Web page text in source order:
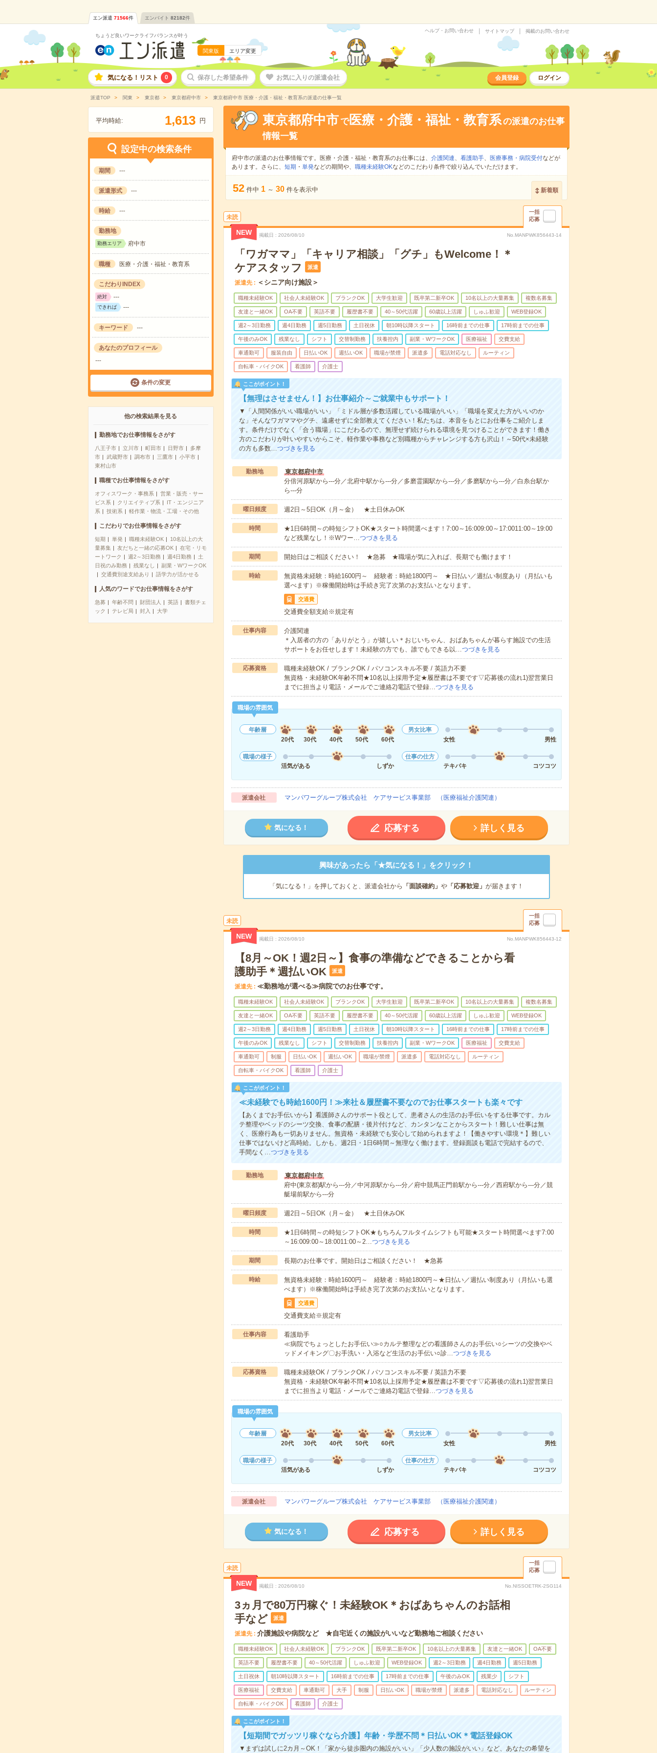
エン派遣 71566件 エンバイト 82182件
ちょうど良いワークライフバランスが叶う
関東版 エリア変更
ヘルプ・お問い合わせ サイトマップ 掲載のお問い合わせ
気になる！リスト 0 保存した希望条件 お気に入りの派遣会社 会員登録 ログイン
派遣TOP 関東 東京都 東京都府中市 東京都府中市 医療・介護・福祉・教育系の派遣の仕事一覧
平均時給: 1,613 円
設定中の検索条件
期間 ---
派遣形式 ---
時給 ---
勤務地
勤務エリア 府中市
職種 医療・介護・福祉・教育系
こだわりINDEX
絶対 ---
できれば ---
キーワード ---
あなたのプロフィール
---
条件の変更
他の検索結果を見る
勤務地でお仕事情報をさがす
八王子市 立川市 町田市 日野市
多摩
市
武蔵野市 調布市 三鷹市
小平市
東村山市
職種でお仕事情報をさがす
オフィスワーク・事務系
営業・販売・サー
ビス系
クリエイティブ系
IT・エンジニア
系
技術系 軽作業・物流・工場・その他
こだわりでお仕事情報をさがす
短期 単発 職種未経験OK
10名以上の大
量募集
友だちと一緒の応募OK
在宅・リモ
ートワーク
週2～3日勤務 週4日勤務
土
日祝のみ勤務
残業なし
副業・WワークOK
交通費別途支給あり
語学力が活かせる
人気のワードでお仕事情報をさがす
急募 年齢不問 財団法人 英語
書類チェ
ック
テレビ局 封入 大学
東京都府中市 で医療・介護・福祉・教育系の派遣のお仕事
情報一覧
府中市の派遣のお仕事情報です。医療・介護・福祉・教育系のお仕事には、 介護関連、 看護助手、 医療事務・病院受付などが
あります。さらに、 短期 ・ 単発などの期間や、 職種未経験OKなどのこだわり条件で絞り込んでいただけます。
52 件中 1 ～ 30 件を表示中 新着順
未読
一括
応募
NEW 掲載日 2026/08/10 No.MANPWK856443-14
「ワガママ」「キャリア相談」「グチ」もWelcome！＊
ケアスタッフ
派遣
派遣先 ＜シニア向け施設＞
職種未経験OK 社会人未経験OK ブランクOK 大学生歓迎 既卒第二新卒OK 10名以上の大量募集 複数名募集
友達と一緒OK OA不要 英語不要 履歴書不要 40～50代活躍 60歳以上活躍 しゅふ歓迎 WEB登録OK
週2～3日勤務 週4日勤務 週5日勤務 土日祝休 朝10時以降スタート 16時前までの仕事 17時前までの仕事
午後のみOK 残業なし シフト 交替制勤務 扶養控内 副業・WワークOK 医療福祉 交費支給
車通勤可 服装自由 日払いOK 週払いOK 職場が禁煙 派遣多 電話対応なし ルーティン
自転車・バイクOK 看護師 介護士
ここがポイント！
【無理はさせません！】お仕事紹介～ご就業中もサポート！
▼「人間関係がいい職場がいい」「ミドル層が多数活躍している職場がいい」「職場を変えた方がいいのか
な」そんなワガママやグチ、遠慮せずに全部教えてください！私たちは、本音をもとにお仕事をご紹介しま
す。条件だけでなく「合う職場」にこだわるので、無理せず続けられる環境を見つけることができます！働き
方のこだわりが叶いやすいからこそ、軽作業や事務など別職種からチャレンジする方も沢山！～50代×未経験
の方も多数…つづきを見る
勤務地
東京都府中市
分倍河原駅から---分／北府中駅から---分／多磨霊園駅から---分／多磨駅から---分／白糸台駅か
ら---分
曜日頻度 週2日～5日OK（月～金） ★土日休みOK
時間
★1日6時間～の時短シフトOK★スタート時間選べます！7:00～16:009:00～17:0011:00～19:00
など残業なし！※Wワー…つづきを見る
期間 開始日はご相談ください！ ★急募 ★職場が気に入れば、長期でも働けます！
時給
無資格未経験：時給1600円～ 経験者：時給1800円～ ★日払い／週払い制度あり（月払いも
選べます）※稼働開始時は手続き完了次第のお支払いとなります。
交通費
交通費全額支給※規定有
仕事内容
介護関連
＊入居者の方の「ありがとう」が嬉しい＊おじいちゃん、おばあちゃんが暮らす施設での生活
サポートをお任せします！未経験の方でも、誰でもできる以…つづきを見る
応募資格
職種未経験OK / ブランクOK / パソコンスキル不要 / 英語力不要
無資格・未経験OK年齢不問★10名以上採用予定★履歴書は不要です▽応募後の流れ1)翌営業日
までに担当より電話・メールでご連絡2)電話で登録…つづきを見る
職場の雰囲気
年齢層
20代
30代 40代 50代 60代
男女比率
女性
男性
職場の様子
活気がある
しずか
仕事の仕方
テキパキ
コツコツ
派遣会社 マンパワーグループ株式会社 ケアサービス事業部 （医療福祉介護関連）
気になる！ 応募する 詳しく見る
興味があったら「★気になる！」をクリック！
「気になる！」を押しておくと、派遣会社から 「面談確約」 や「応募歓迎」 が届きます！
未読
一括
応募
NEW 掲載日 2026/08/10 No.MANPWK856443-12
【8月～OK！週2日～】食事の準備などできることから看
護助手＊週払いOK
派遣
派遣先 ≪勤務地が選べる≫病院でのお仕事です。
職種未経験OK 社会人未経験OK ブランクOK 大学生歓迎 既卒第二新卒OK 10名以上の大量募集 複数名募集
友達と一緒OK OA不要 英語不要 履歴書不要 40～50代活躍 60歳以上活躍 しゅふ歓迎 WEB登録OK
週2～3日勤務 週4日勤務 週5日勤務 土日祝休 朝10時以降スタート 16時前までの仕事 17時前までの仕事
午後のみOK 残業なし シフト 交替制勤務 扶養控内 副業・WワークOK 医療福祉 交費支給
車通勤可 制服 日払いOK 週払いOK 職場が禁煙 派遣多 電話対応なし ルーティン
自転車・バイクOK 看護師 介護士
ここがポイント！
≪未経験でも時給1600円！≫来社＆履歴書不要なのでお仕事スタートも楽々です
【あくまでお手伝いから】看護師さんのサポート役として、患者さんの生活のお手伝いをする仕事です。カル
テ整理やベッドのシーツ交換、食事の配膳・後片付けなど、カンタンなことからスタート！難しい仕事は無
く、医療行為も一切ありません。無資格・未経験でも安心して始められますよ！【働きやすい環境＊】難しい
仕事ではないけど高時給。しかも、週2日・1日6時間～無理なく働けます。登録面談も電話で完結するので、
手間なく…つづきを見る
勤務地
東京都府中市
府中(東京都)駅から---分／中河原駅から---分／府中競馬正門前駅から---分／西府駅から---分／競
艇場前駅から---分
曜日頻度 週2日～5日OK（月～金） ★土日休みOK
時間
★1日6時間～の時短シフトOK★もちろんフルタイムシフトも可能★スタート時間選べます7:00
～16:009:00～18:0011:00～2…つづきを見る
期間 長期のお仕事です。開始日はご相談ください！ ★急募
時給
無資格未経験：時給1600円～ 経験者：時給1800円～★日払い／週払い制度あり（月払いも選
べます）※稼働開始時は手続き完了次第のお支払いとなります。
交通費
交通費支給※規定有
仕事内容
看護助手
≪病院でちょっとしたお手伝い≫○カルテ整理などの看護師さんのお手伝い○シーツの交換やベ
ッドメイキング〇お手洗い・入浴など生活のお手伝い○診…つづきを見る
応募資格
職種未経験OK / ブランクOK / パソコンスキル不要 / 英語力不要
無資格・未経験OK年齢不問★10名以上採用予定★履歴書は不要です▽応募後の流れ1)翌営業日
までに担当より電話・メールでご連絡2)電話で登録…つづきを見る
職場の雰囲気
年齢層
20代
30代 40代 50代 60代
男女比率
女性
男性
職場の様子
活気がある
しずか
仕事の仕方
テキパキ
コツコツ
派遣会社 マンパワーグループ株式会社 ケアサービス事業部 （医療福祉介護関連）
気になる！ 応募する 詳しく見る
未読
一括
応募
NEW 掲載日 2026/08/10 No.NISSOETRK-2SG114
3ヵ月で80万円稼ぐ！未経験OK＊おばあちゃんのお話相
手など
派遣
派遣先 介護施設や病院など ★自宅近くの施設がいいなど勤務地ご相談ください
職種未経験OK 社会人未経験OK ブランクOK 既卒第二新卒OK 10名以上の大量募集 友達と一緒OK OA不要
英語不要 履歴書不要 40～50代活躍 しゅふ歓迎 WEB登録OK 週2～3日勤務 週4日勤務 週5日勤務
土日祝休 朝10時以降スタート 16時前までの仕事 17時前までの仕事 午後のみOK 残業少 シフト
医療福祉 交費支給 車通勤可 大手 制服 日払いOK 職場が禁煙 派遣多 電話対応なし ルーティン
自転車・バイクOK 看護師 介護士
ここがポイント！
【短期間でガッツリ稼ぐなら介護】年齢・学歴不問＊日払いOK＊電話登録OK
▼まずは試しに2カ月～OK！「家から徒歩圏内の施設がいい」「少人数の施設がいい」など、あなたの希望を